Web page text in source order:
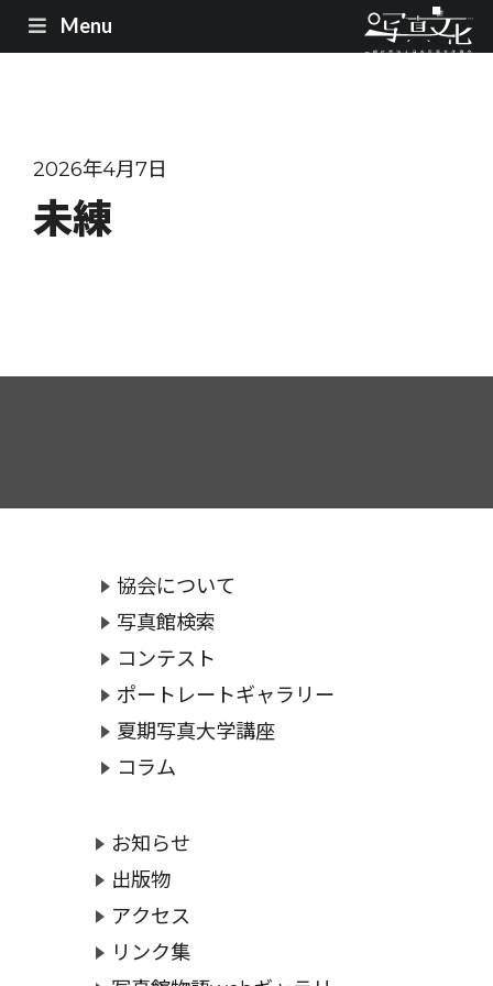
Menu
2026年4月7日
未練
協会について
写真館検索
コンテスト
ポートレートギャラリー
夏期写真大学講座
コラム
お知らせ
出版物
アクセス
リンク集